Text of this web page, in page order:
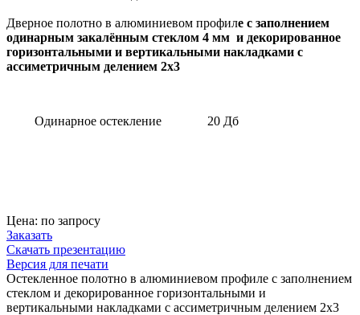
Дверное полотно в алюминиевом профиле с заполнением
одинарным закалённым стеклом 4 мм и декорированное
горизонтальными и вертикальными накладками с
ассиметричным делением 2х3
Одинарное остекление 20 Дб
Цена: по запросу
Заказать
Скачать презентацию
Версия для печати
Остекленное полотно в алюминиевом профиле с заполнением
стеклом и декорированное горизонтальными и
вертикальными накладками с ассиметричным делением 2х3